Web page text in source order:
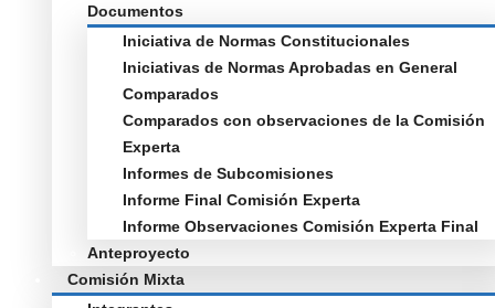
Documentos
Iniciativa de Normas Constitucionales
Iniciativas de Normas Aprobadas en General
Comparados
Comparados con observaciones de la Comisión
Experta
Informes de Subcomisiones
Informe Final Comisión Experta
Informe Observaciones Comisión Experta Final
Anteproyecto
Comisión Mixta